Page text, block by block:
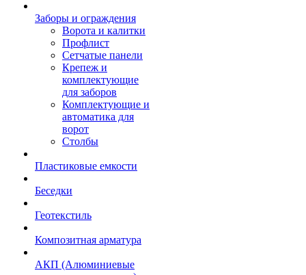
Заборы и ограждения
Ворота и калитки
Профлист
Сетчатые панели
Крепеж и
комплектующие
для заборов
Комплектующие и
автоматика для
ворот
Столбы
Пластиковые емкости
Беседки
Геотекстиль
Композитная арматура
АКП (Алюминиевые